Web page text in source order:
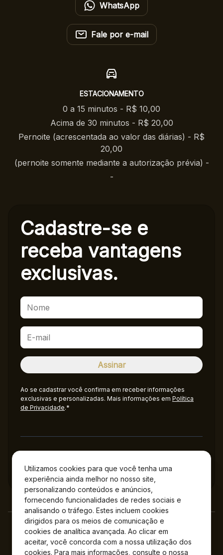
Utilizamos cookies para que você tenha uma
experiência ainda melhor no nosso site,
personalizando conteúdos e anúncios,
fornecendo funcionalidades de redes sociais e
analisando o tráfego. Estes incluem cookies
dirigidos para os meios de comunicação e
cookies de analítica avançada. Ao clicar em
aceitar, você concorda com a nossa utilização dos
cookies. Para mais informações, consulte o nossa
WhatsApp
Fale por e-mail
ESTACIONAMENTO
0 a 15 minutos - R$ 10,00
Acima de 30 minutos - R$ 20,00
Pernoite (acrescentada ao valor das diárias) - R$
20,00
(pernoite somente mediante a autorização prévia) -
-
Cadastre-se e
receba vantagens
exclusivas.
Ao se cadastrar você confirma em receber informações
exclusivas e personalizadas. Mais informações em Política
de Privacidade.*
Administração